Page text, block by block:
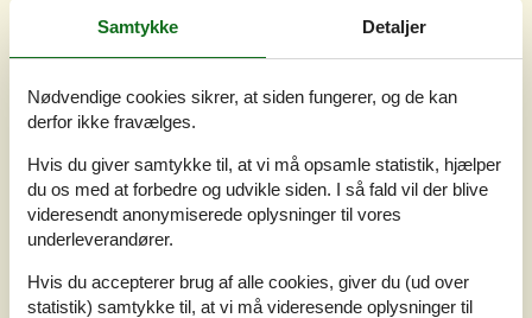
Samtykke Detaljer
Nødvendige cookies sikrer, at siden fungerer, og de kan
derfor ikke fravælges.
Hvis du giver samtykke til, at vi må opsamle statistik, hjælper
du os med at forbedre og udvikle siden. I så fald vil der blive
videresendt anonymiserede oplysninger til vores
underleverandører.
Hvis du accepterer brug af alle cookies, giver du (ud over
statistik) samtykke til, at vi må videresende oplysninger til